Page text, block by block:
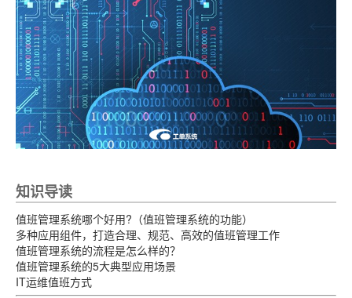
知识导读
值班管理系统哪个好用?（值班管理系统的功能）
多种应用组件，打造合理、规范、高效的值班管理工作
值班管理系统的流程是怎么样的？
值班管理系统的5大典型应用场景
IT运维值班方式